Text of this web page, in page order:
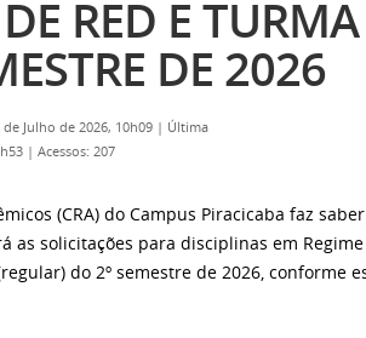
RED E
DE 2026
Julho de 2026, 10h09 | Última
| Acessos: 207
(CRA) do Campus Piracicaba faz
as solicitações para disciplinas em
do 2º semestre de 2026, conforme